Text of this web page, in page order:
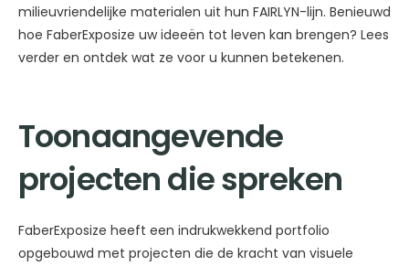
milieuvriendelijke materialen uit hun FAIRLYN-lijn. Benieuwd
hoe FaberExposize uw ideeën tot leven kan brengen? Lees
verder en ontdek wat ze voor u kunnen betekenen.
Toonaangevende
projecten die spreken
FaberExposize heeft een indrukwekkend portfolio
opgebouwd met projecten die de kracht van visuele